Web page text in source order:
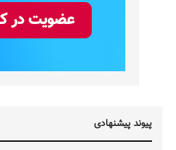
پیوند پیشنهادی